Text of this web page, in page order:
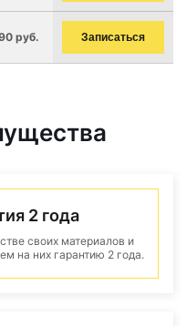
руб. Записаться
2 года
своих материалов и
на них гарантию 2 года.